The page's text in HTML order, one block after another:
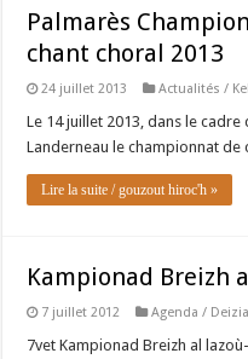
Palmarès
chant choral 2013
24 juillet 2013 Actualités /
Le 14 juillet 2013, dans le cadre
Landerneau le championnat de
Lire la suite / gouzout hiroc'h »
Kampionad Breizh
7 juillet 2012 Agenda /
7vet Kampionad Breizh al